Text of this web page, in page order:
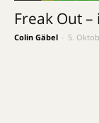
Freak Out –
Colin Gäbel 5.